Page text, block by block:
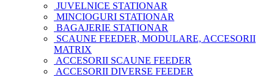
JUVELNICE STATIONAR
MINCIOGURI STATIONAR
BAGAJERIE STATIONAR
SCAUNE FEEDER, MODULARE, ACCESORII
MATRIX
ACCESORII SCAUNE FEEDER
ACCESORII DIVERSE FEEDER